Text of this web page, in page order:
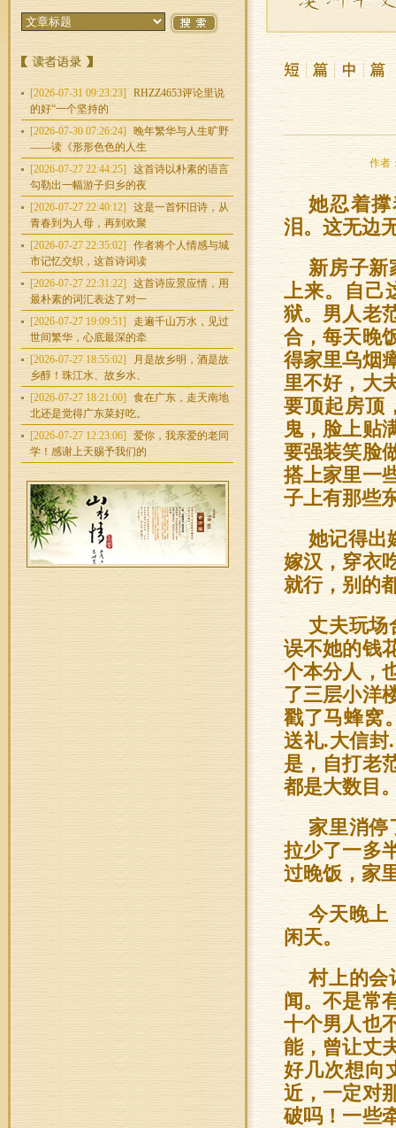
[2026-07-31 09:23:23]
RHZZ4653评论里说
的好“一个坚持的
[2026-07-30 07:26:24]
晚年繁华与人生旷野
——读《形形色色的人生
[2026-07-27 22:44:25]
这首诗以朴素的语言
勾勒出一幅游子归乡的夜
[2026-07-27 22:40:12]
这是一首怀旧诗，从
青春到为人母，再到欢聚
[2026-07-27 22:35:02]
作者将个人情感与城
市记忆交织，这首诗词读
[2026-07-27 22:31:22]
这首诗应景应情，用
最朴素的词汇表达了对一
[2026-07-27 19:09:51]
走遍千山万水，见过
世间繁华，心底最深的牵
[2026-07-27 18:55:02]
月是故乡明，酒是故
乡醇！珠江水、故乡水、
[2026-07-27 18:21:00]
食在广东，走天南地
北还是觉得广东菜好吃。
[2026-07-27 12:23:06]
爱你，我亲爱的老同
学！感谢上天赐予我们的
作者
她忍着
泪。这无边
新房子新
上来。自己
狱。男人老
合，每天晚
得家里乌烟
里不好，大
要顶起房顶
鬼，脸上贴
要强装笑脸
搭上家里一
子上有那些
她记得出
嫁汉，穿衣
就行，别的
丈夫玩场
误不她的钱
个本分人，
了三层小洋
戳了马蜂窝
送礼.大信封
是，自打老
都是大数目
家里消停
拉少了一多
过晚饭，家
今天晚上
闲天。
村上的会
闻。不是常
十个男人也
能，曾让丈
好几次想向
近，一定对
破吗！一些